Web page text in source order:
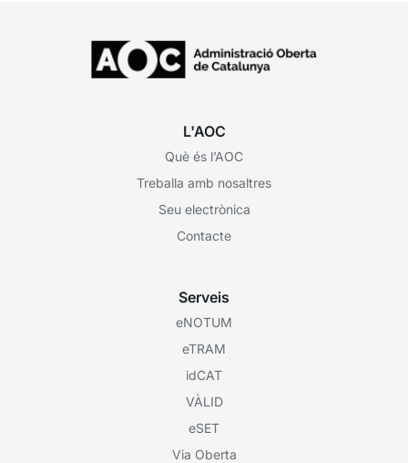
L'AOC
Què és l’AOC
Treballa amb nosaltres
Seu electrònica
Contacte
Serveis
eNOTUM
eTRAM
idCAT
VÀLID
eSET
Via Oberta